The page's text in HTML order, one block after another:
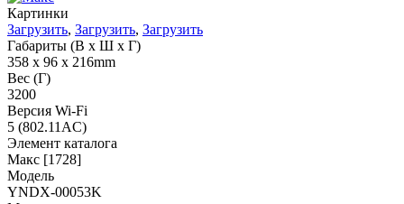
Картинки
Загрузить, Загрузить, Загрузить
Габариты (В х Ш х Г)
358 х 96 х 216mm
Вес (Г)
3200
Версия Wi-Fi
5 (802.11AC)
Элемент каталога
Макс [1728]
Модель
YNDX-00053K